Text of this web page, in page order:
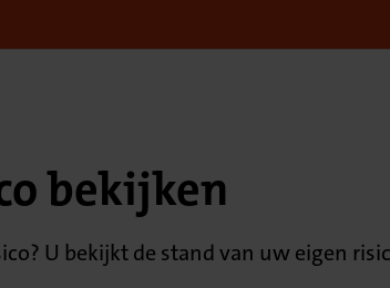
bekijken
U bekijkt de stand van uw eigen